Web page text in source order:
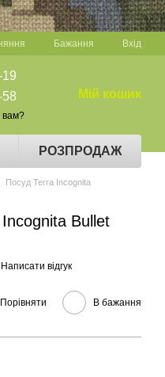
Бажання Вхід
58
вам?
Мій кошик
РОЗПРОДАЖ
Посуд Terra Incognita
Bullet
Написати відгук
Порівняти В бажання